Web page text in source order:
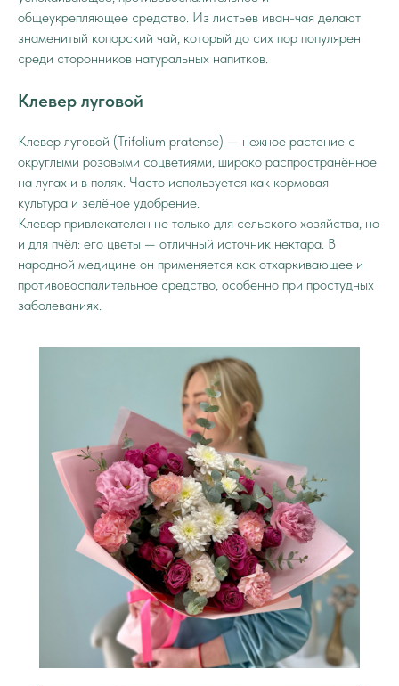
общеукрепляющее средство. Из листьев иван-чая делают
знаменитый копорский чай, который до сих пор популярен
среди сторонников натуральных напитков.
Клевер луговой
Клевер луговой (Trifolium pratense) — нежное растение с
округлыми розовыми соцветиями, широко распространённое
на лугах и в полях. Часто используется как кормовая
культура и зелёное удобрение.
Клевер привлекателен не только для сельского хозяйства, но
и для пчёл: его цветы — отличный источник нектара. В
народной медицине он применяется как отхаркивающее и
противовоспалительное средство, особенно при простудных
заболеваниях.